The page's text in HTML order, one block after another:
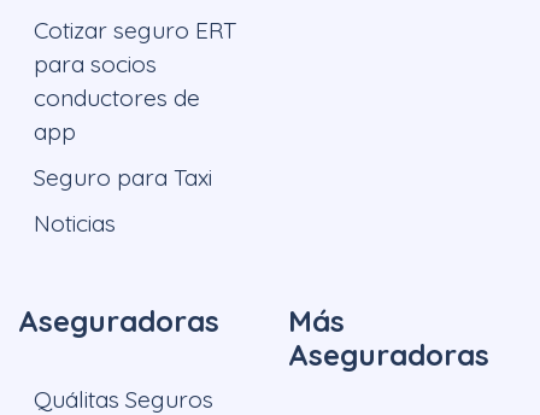
Cotizar seguro ERT
para socios
conductores de
app
Seguro para Taxi
Noticias
Aseguradoras
Quálitas Seguros
Más
Aseguradoras